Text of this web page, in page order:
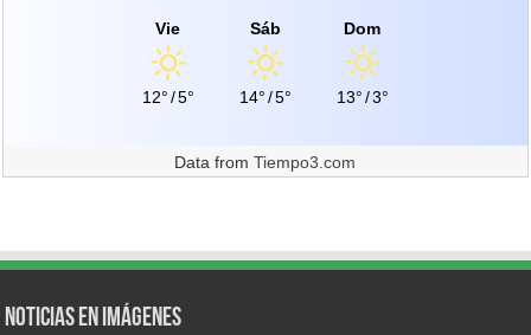
Vie
12°/5°
Sáb
14°/5°
Dom
13°/3°
Data fromTiempo3.com
Noticias en Imágenes